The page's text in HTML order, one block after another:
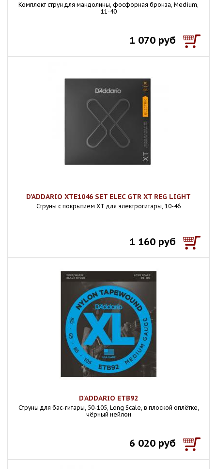
Комплект струн для мандолины, фосфорная бронза, Medium,
11-40
1 070 руб
D'ADDARIO XTE1046 SET ELEC GTR XT REG LIGHT
Струны с покрытием XT для электрогитары, 10-46
1 160 руб
D'ADDARIO ETB92
Струны для бас-гитары, 50-105, Long Scale, в плоской оплётке,
чёрный нейлон
6 020 руб